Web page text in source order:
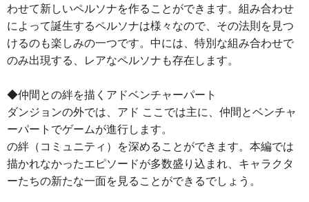
わせて新しいペルソナを作ることができます。組み合わせ
によって誕生するペルソナは様々なので、その法則を見つ
けるのも楽しみの一つです。中には、特別な組み合わせで
のみ出現する、レアなペルソナも存在します。
◆仲間との絆を描くアドベンチャーパート
ダンジョンの外では、アド ここでは主に、仲間とベンチャ
ーパートでゲームが進行します。
の絆（コミュニティ）を深めることができます。本編では
描かれなかったエピソードが多数盛り込まれ、キャラクタ
ーたちの新たな一面を見ることができるでしょう。